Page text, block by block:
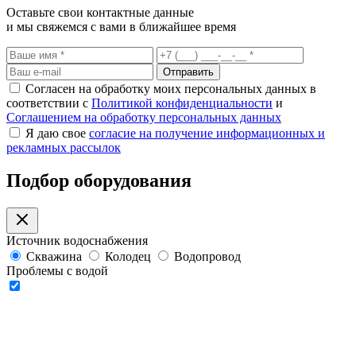
Оставьте свои контактные данные
и мы свяжемся с вами в ближайшее время
Отправить
Согласен на обработку моих персональных данных в
соответствии с Политикой конфиденциальности и
Соглашением на обработку персональных данных
Я даю свое согласие на получение информационных и
рекламных рассылок
Подбор оборудования
Источник водоснабжения
Скважина
Колодец
Водопровод
Проблемы с водой